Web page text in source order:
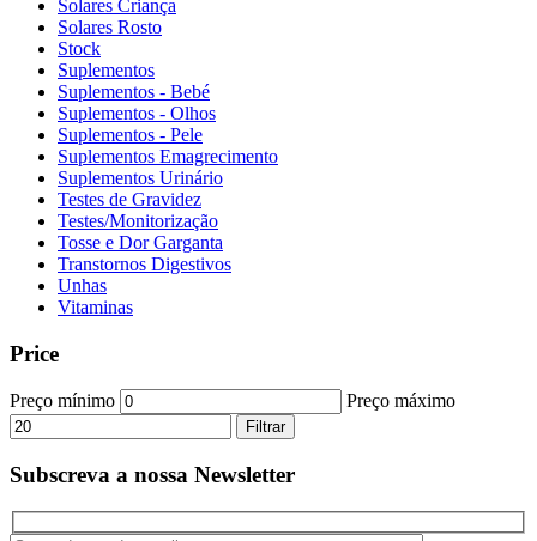
Solares Criança
Solares Rosto
Stock
Suplementos
Suplementos - Bebé
Suplementos - Olhos
Suplementos - Pele
Suplementos Emagrecimento
Suplementos Urinário
Testes de Gravidez
Testes/Monitorização
Tosse e Dor Garganta
Transtornos Digestivos
Unhas
Vitaminas
Price
Preço mínimo Preço máximo
Filtrar
Subscreva a nossa Newsletter